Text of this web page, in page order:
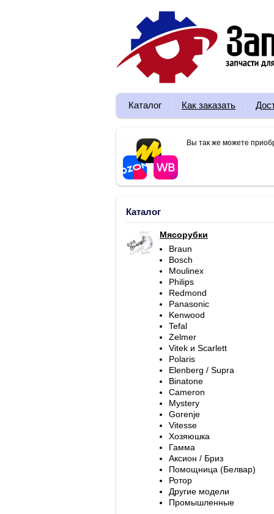
Каталог Как заказать
Вы так же можете
Каталог
Мясорубки
Braun
Bosch
Moulinex
Philips
Redmond
Panasonic
Kenwood
Tefal
Zelmer
Vitek и Scarlett
Polaris
Elenberg / Supra
Binatone
Cameron
Mystery
Gorenje
Vitesse
Хозяюшка
Гамма
Аксион / Бриз
Помощница (Белвар)
Ротор
Другие модели
Промышленные